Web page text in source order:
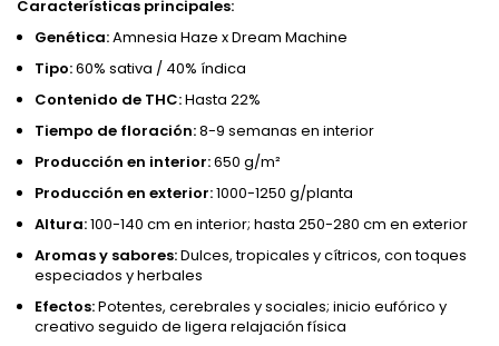
Características principales:
Genética:Amnesia Haze x Dream Machine
Tipo:60% sativa / 40% índica
Contenido de THC:Hasta 22%
Tiempo de floración:8-9 semanas en interior
Producción en interior:650 g/m²
Producción en exterior:1000-1250 g/planta
Altura:100-140 cm en interior; hasta 250-280 cm en exterior
Aromas y sabores:Dulces, tropicales y cítricos, con toques
especiados y herbales
Efectos:Potentes, cerebrales y sociales; inicio eufórico y
creativo seguido de ligera relajación física